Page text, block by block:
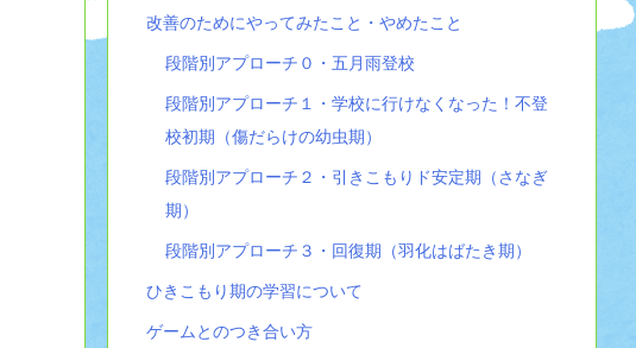
改善のためにやってみたこと・やめたこと
段階別アプローチ０・五月雨登校
段階別アプローチ１・学校に行けなくなった！不登
校初期（傷だらけの幼虫期）
段階別アプローチ２・引きこもりド安定期（さなぎ
期）
段階別アプローチ３・回復期（羽化はばたき期）
ひきこもり期の学習について
ゲームとのつき合い方